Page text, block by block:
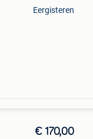
Eergisteren
€ 170,00